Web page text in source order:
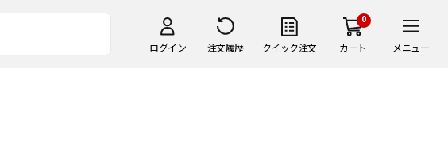
ログイン 注文履歴 クイック注文
0
カート メニュー